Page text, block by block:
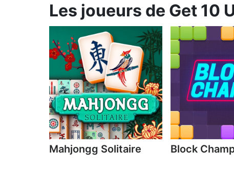
Les joueurs de Get 10
Mahjongg Solitaire Block